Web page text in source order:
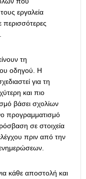
εργαλεία
τη
οδηγού. Η
για τη
και πιο
βάσει σχολίων
προγραμματισμό
σε στοιχεία
πριν από την
κάθε αποστολή και